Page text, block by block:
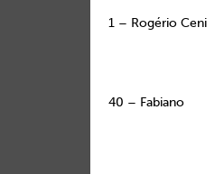
1 – Rogério Ceni
40 – Fabiano